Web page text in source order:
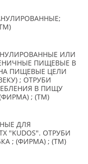
ИЛИ
ПИЩЕВЫЕ В
ПИЩЕВЫЕ ЦЕЛИ
; ОТРУБИ
В ПИЩУ
; (TM)
ДЛЯ
"KUDOS". ОТРУБИ
; (ФИРМА) ; (TM)